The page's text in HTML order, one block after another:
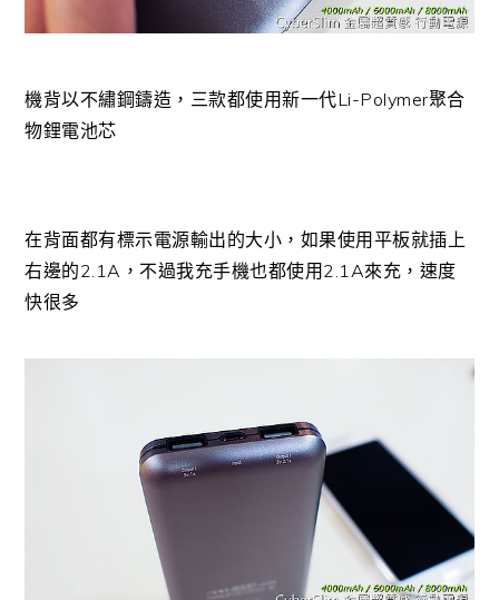
機背以不繡鋼鑄造，三款都使用新一代Li-Polymer聚合
物鋰電池芯
在背面都有標示電源輸出的大小，如果使用平板就插上
右邊的2.1A，不過我充手機也都使用2.1A來充，速度
快很多